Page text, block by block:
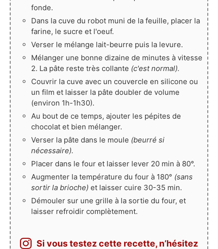
fonde.
Dans la cuve du robot muni de la feuille, placer la
farine, le sucre et l'oeuf.
Verser le mélange lait-beurre puis la levure.
Mélanger une bonne dizaine de minutes à vitesse
2. La pâte reste très collante (c'est normal).
Couvrir la cuve avec un couvercle en silicone ou
un film et laisser la pâte doubler de volume
(environ 1h-1h30).
Au bout de ce temps, ajouter les pépites de
chocolat et bien mélanger.
Verser la pâte dans le moule (beurré si
nécessaire).
Placer dans le four et laisser lever 20 min à 80°.
Augmenter la température du four à 180° (sans
sortir la brioche) et laisser cuire 30-35 min.
Démouler sur une grille à la sortie du four, et
laisser refroidir complètement.
Si vous testez cette recette, n’hésitez